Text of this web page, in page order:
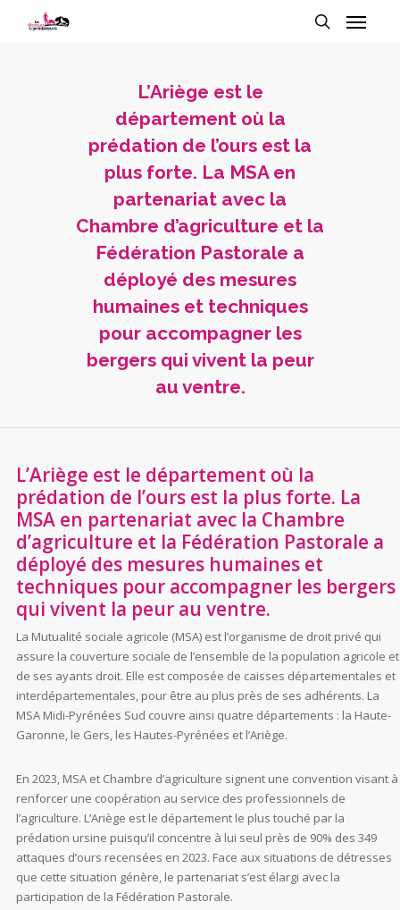
L’Ariège est le
département où la
prédation de l’ours est la
plus forte. La MSA en
partenariat avec la
Chambre d’agriculture et la
Fédération Pastorale a
déployé des mesures
humaines et techniques
pour accompagner les
bergers qui vivent la peur
au ventre.
L’Ariège est le département où la
prédation de l’ours est la plus forte. La
MSA en partenariat avec la Chambre
d’agriculture et la Fédération Pastorale a
déployé des mesures humaines et
techniques pour accompagner les bergers
qui vivent la peur au ventre.
La Mutualité sociale agricole (MSA) est l’organisme de droit privé qui
assure la couverture sociale de l’ensemble de la population agricole et
de ses ayants droit. Elle est composée de caisses départementales et
interdépartementales, pour être au plus près de ses adhérents. La
MSA Midi-Pyrénées Sud couvre ainsi quatre départements : la Haute-
Garonne, le Gers, les Hautes-Pyrénées et l’Ariège.
En 2023, MSA et Chambre d’agriculture signent une convention visant à
renforcer une coopération au service des professionnels de
l’agriculture. L’Ariège est le département le plus touché par la
prédation ursine puisqu’il concentre à lui seul près de 90% des 349
attaques d’ours recensées en 2023. Face aux situations de détresses
que cette situation génère, le partenariat s’est élargi avec la
participation de la Fédération Pastorale.